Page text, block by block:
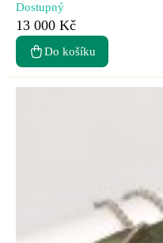
Dostupný
13 000 Kč
Do košíku